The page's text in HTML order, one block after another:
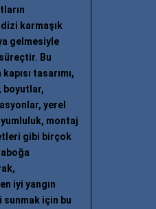
karmaşık
gelmesiyle
Bu
tasarımı,
boyutlar,
yerel
montaj
gibi birçok
iyi yangın
sunmak için bu